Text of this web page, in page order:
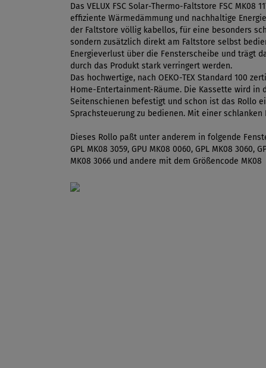
Das VELUX FSC Solar-Thermo-Faltstore FSC
effiziente Wärmedämmung und nachhaltige
der Faltstore völlig kabellos, für eine besonders
sondern zusätzlich direkt am Faltstore selbst
Energieverlust über die Fensterscheibe und trägt
durch das Produkt stark verringert werden.
Das hochwertige, nach OEKO-TEX Standard 100
Home-Entertainment-Räume. Die Kassette wird in
Seitenschienen befestigt und schon ist das Rollo
Sprachsteuerung zu bedienen. Mit einer
Dieses Rollo paßt unter anderem in folgende
GPL MK08 3059, GPU MK08 0060, GPL MK08 3060,
MK08 3066 und andere mit dem Größencode MK08